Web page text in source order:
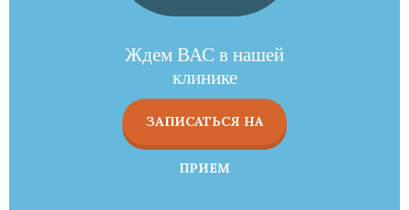
Ждем ВАС в нашей
клинике
ЗАПИСАТЬСЯ НА
ПРИЕМ